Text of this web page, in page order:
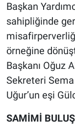
Başkan
sahipliğinde
örneğine
Başkanı Oğuz
Sekreteri
Uğur’un eşi
SAMİMİ